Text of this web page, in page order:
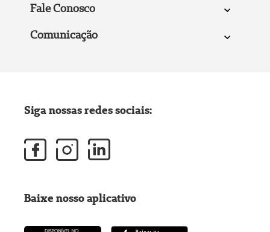
Fale Conosco
Comunicação
Siga nossas redes sociais:
Baixe nosso aplicativo